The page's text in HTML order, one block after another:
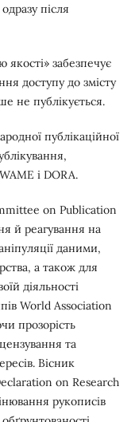
після
забезпечує
доступу до змісту
не публікується.
публікаційної
і DORA.
on Publication
й реагування на
даними,
а також для
діяльності
World Association
прозорість
та
Вісник
on Research
рукописів